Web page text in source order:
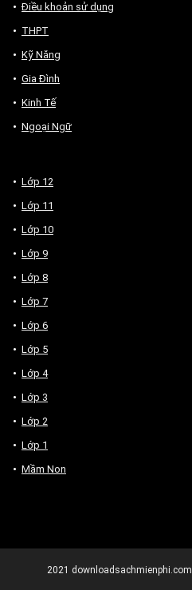
Điều khoản sử dụng
THPT
Kỹ Năng
Gia Đình
Kinh Tế
Ngoại Ngữ
Lớp 12
Lớp 11
Lớp 10
Lớp 9
Lớp 8
Lớp 7
Lớp 6
Lớp 5
Lớp 4
Lớp 3
Lớp 2
Lớp 1
Mầm Non
2021 downloadsachmienphi.com